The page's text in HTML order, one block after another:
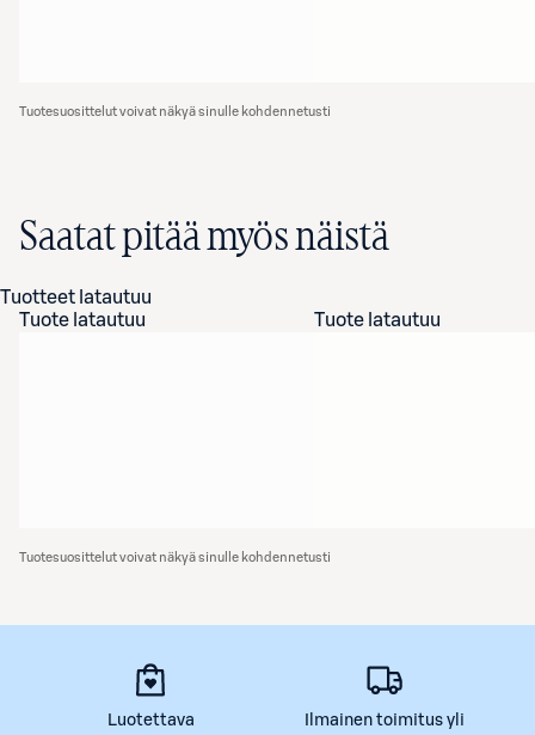
Tuotesuosittelut voivat näkyä sinulle kohdennetusti
Saatat pitää myös näistä
Tuotteet latautuu
Tuote latautuu
Tuote latautuu
Tuotesuosittelut voivat näkyä sinulle kohdennetusti
Luotettava
Ilmainen toimitus yli